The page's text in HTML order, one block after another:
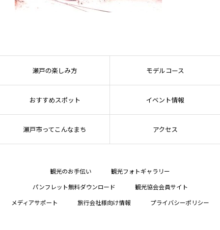
瀬戸の楽しみ方 モデルコース
おすすめスポット イベント情報
瀬戸市ってこんなまち アクセス
観光のお手伝い
観光フォトギャラリー
パンフレット無料ダウンロード
観光協会会員サイト
メディアサポート
旅行会社様向け情報 プライバシーポリシー